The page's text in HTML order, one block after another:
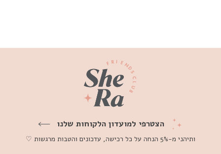
הצטרפי למועדון הלקוחות שלנו
ותיהני מ-5% הנחה על כל רכישה, עדכונים והטבות מרגשות ♡